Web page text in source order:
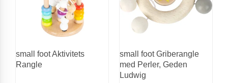
small foot Aktivitets
Rangle
small foot Griberangle
med Perler, Geden
Ludwig